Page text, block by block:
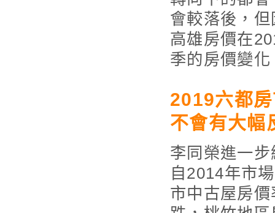
會較落後，
高雄房價在
季的房價變
2019六都
不會有大幅
李同榮進一
自2014年市
市中古屋房